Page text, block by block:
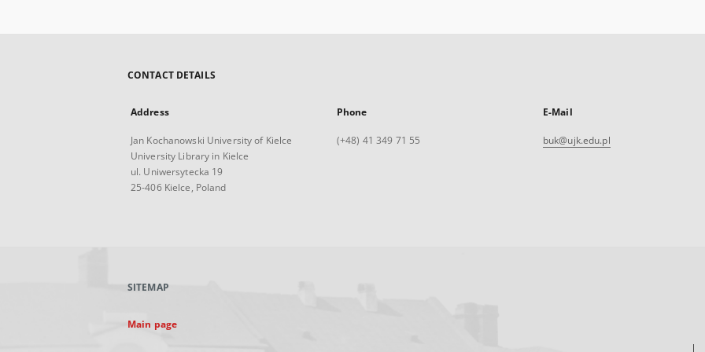
CONTACT DETAILS
Address
Jan Kochanowski University of Kielce
University Library in Kielce
ul. Uniwersytecka 19
25-406 Kielce, Poland
Phone
(+48) 41 349 71 55
E-Mail
buk@ujk.edu.pl
SITEMAP
Main page